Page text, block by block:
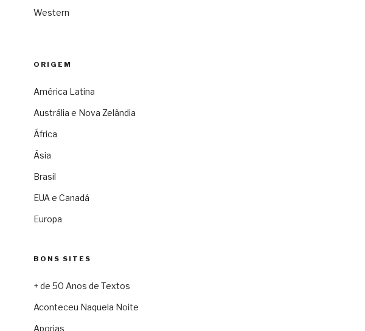
Western
ORIGEM
América Latina
Austrália e Nova Zelândia
África
Ásia
Brasil
EUA e Canadá
Europa
BONS SITES
+ de 50 Anos de Textos
Aconteceu Naquela Noite
Aporias